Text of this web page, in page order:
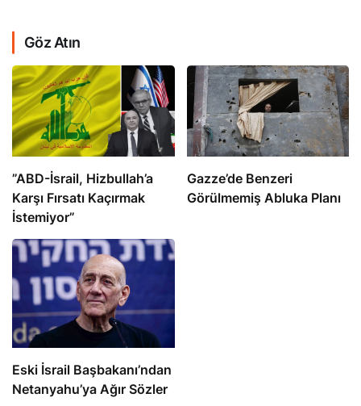
Göz Atın
​​​​​​​”ABD-İsrail, Hizbullah’a
Karşı Fırsatı Kaçırmak
İstemiyor”
​​​​​​​Gazze’de Benzeri
Görülmemiş Abluka Planı
Eski İsrail Başbakanı’ndan
Netanyahu’ya Ağır Sözler